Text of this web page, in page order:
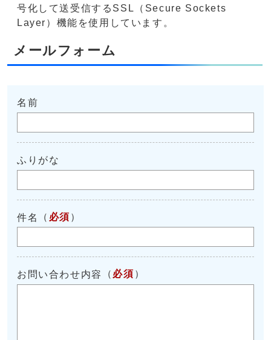
号化して送受信するSSL（Secure Sockets
Layer）機能を使用しています。
メールフォーム
名前
ふりがな
件名 （ 必須 ）
お問い合わせ内容 （ 必須 ）